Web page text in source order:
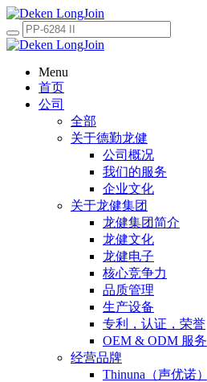
Menu
首页
公司
全部
关于德勤龙健
公司概况
我们的服务
企业文化
关于龙健集团
龙健集团简介
龙健文化
龙健电子
核心竞争力
品质管理
生产设备
专利，认证，荣誉
OEM & ODM 服务
经营品牌
Thinuna（声优诺）